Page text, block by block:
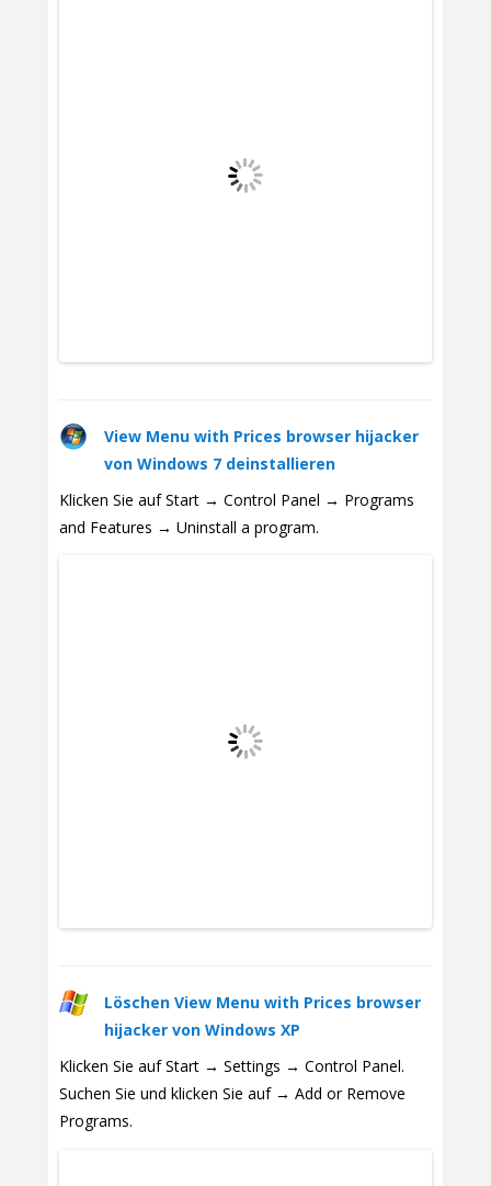
View Menu with Prices browser hijacker
von Windows 7 deinstallieren
Klicken Sie auf Start → Control Panel → Programs
and Features → Uninstall a program.
Löschen View Menu with Prices browser
hijacker von Windows XP
Klicken Sie auf Start → Settings → Control Panel.
Suchen Sie und klicken Sie auf → Add or Remove
Programs.